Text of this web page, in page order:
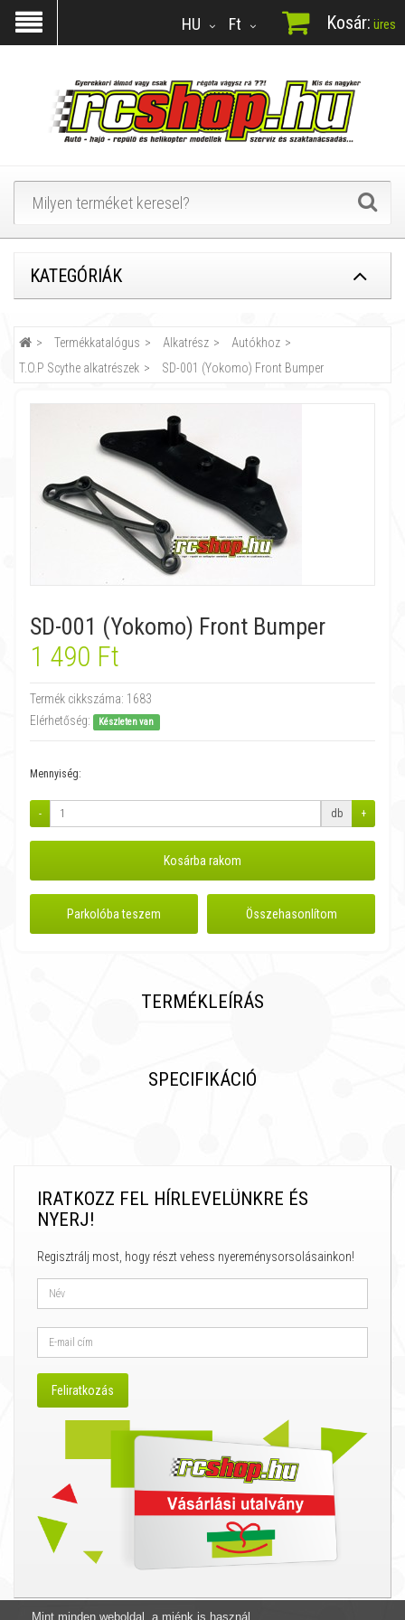
Mint minden weboldal, a miénk is használ
Ft
HU Kosár: üres
KATEGÓRIÁK
Termékkatalógus Alkatrész
Autókhoz
T.O.P Scythe alkatrészek
SD-001 (Yokomo) Front Bumper
SD-001 (Yokomo) Front Bumper
1 490 Ft
Termék cikkszáma: 1683
Elérhetőség:
Készleten van
Mennyiség:
- db +
Kosárba rakom
Parkolóba teszem Összehasonlítom
TERMÉKLEÍRÁS
SPECIFIKÁCIÓ
IRATKOZZ FEL HÍRLEVELÜNKRE ÉS
NYERJ!
Regisztrálj most, hogy részt vehess nyereménysorsolásainkon!